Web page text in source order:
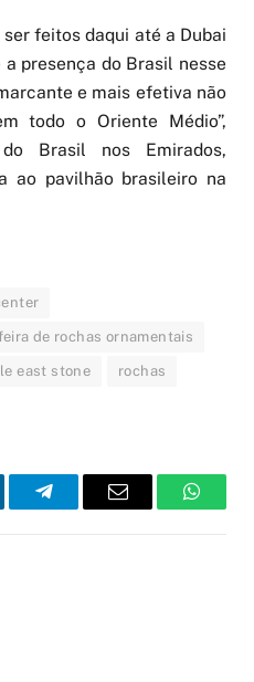
feitos daqui até a Dubai
presença do Brasil nesse
e mais efetiva não
todo o Oriente Médio”,
Brasil nos Emirados,
ao pavilhão brasileiro na
de rochas ornamentais
east stone rochas
TelegramEmail